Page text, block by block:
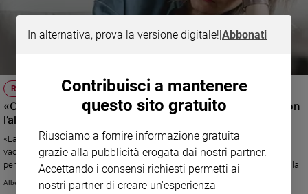
RELAZIONI
«Come aiuto i miei tre figli ad avere un rapporto sano con
l’altro sesso?»
«La storia di Giulia Cecchettin mi è entrata dentro il cuore. In queste
vacanze di Natale io osservavo i miei tre figli, quasi adolescenti, e poi
pensavo a lei, facendomi mille domande» Leggi la risposta di Alberto Pellai
Alberto Pellai
In alternativa, prova la versione digitale!|Abbonati
Contribuisci a mantenere
questo sito gratuito
Riusciamo a fornire informazione gratuita
grazie alla pubblicità erogata dai nostri partner.
Accettando i consensi richiesti permetti ai
nostri partner di creare un'esperienza